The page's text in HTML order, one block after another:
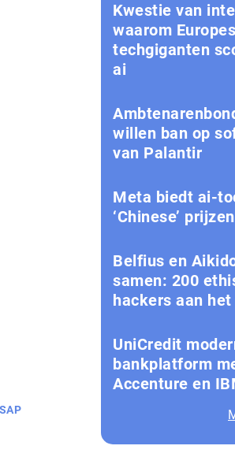
SAP
Kwestie van
waarom
techgiganten
ai
willen ban op
van Palantir
Meta biedt ai-
‘Chinese’ prijzen
Belfius en
samen: 200
hackers aan
UniCredit
bankplatform
Accenture en